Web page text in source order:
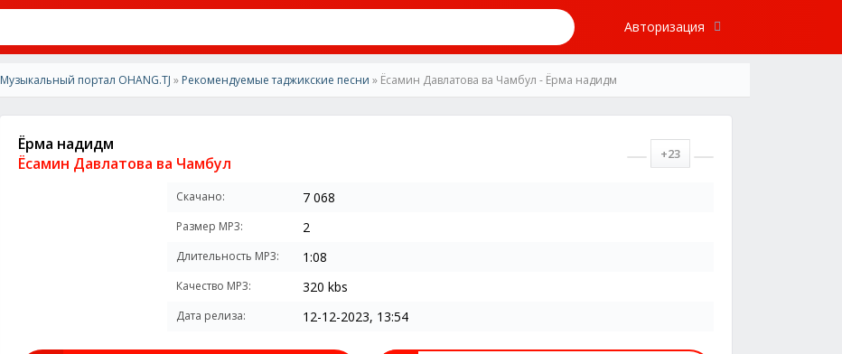
Авторизация
Музыкальный портал OHANG.TJ » Рекомендуемые таджикские песни » Ёсамин Давлатова ва Чамбул - Ёрма надидм
Ёрма надидм
Ёсамин Давлатова ва Чамбул
+23
Скачано: 7 068
Размер MP3: 2
Длительность MP3: 1:08
Качество MP3: 320 kbs
Дата релиза: 12-12-2023, 13:54